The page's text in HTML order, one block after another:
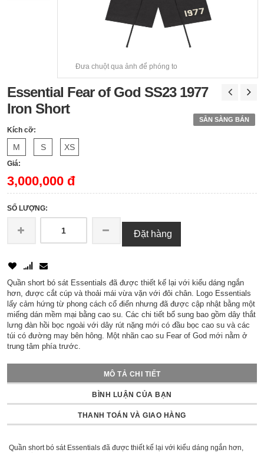
Đưa chuột qua ảnh để phóng to
Essential Fear of God SS23 1977
Iron Short
SẴN SÀNG BÁN
Kích cỡ:
M S XS
Giá:
3,000,000 đ
SỐ LƯỢNG:
Đặt hàng
Quần short bó sát Essentials đã được thiết kế lại với kiểu dáng ngắn
hơn, được cắt cúp và thoải mái vừa vặn với đôi chân. Logo Essentials
lấy cảm hứng từ phong cách cổ điển nhưng đã được cập nhật bằng một
miếng dán mềm mại bằng cao su. Các chi tiết bổ sung bao gồm dây thắt
lưng đàn hồi bọc ngoài với dây rút nặng mới có đầu bọc cao su và các
túi có đường may bên hông. Một nhãn cao su Fear of God mới nằm ở
trung tâm phía trước.
MÔ TẢ CHI TIẾT
BÌNH LUẬN CỦA BẠN
THANH TOÁN VÀ GIAO HÀNG
Quần short bó sát Essentials đã được thiết kế lại với kiểu dáng ngắn hơn,